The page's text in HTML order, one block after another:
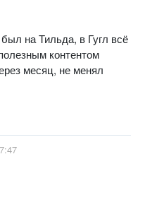
на Тильда, в Гугл всё
контентом
месяц, не менял